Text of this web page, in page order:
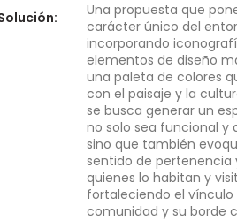
Una propuesta que
carácter único del
incorporando
elementos de diseño
una paleta de colores
con el paisaje y la
se busca generar un
no solo sea funcional y
sino que también
sentido de pertenencia
quienes lo habitan y
fortaleciendo el vínculo
comunidad y su borde